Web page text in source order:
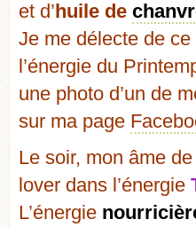
et d’huile de
Je me délecte de
l’énergie du
une photo d’un de
sur ma page
Le soir, mon âme
lover dans l’énergie
L’énergie